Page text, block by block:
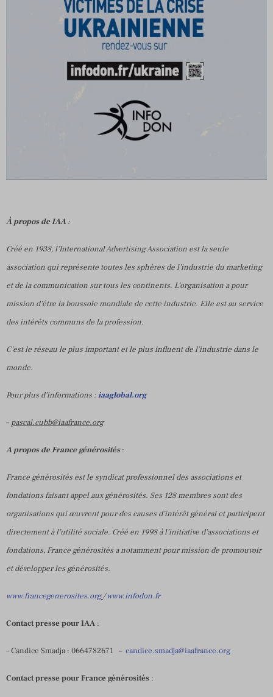
À propos de IAA :
Créé en 1938, l’International Advertising Association est la seule
association qui représente toutes les sphères de l’industrie du marketing
et de la communication sur tous les continents. L’organisation a pour
mission d’être la boussole mondiale de cette industrie. Elle est au service
des intérêts communs de la profession.
C’est le réseau le plus important et le plus influent de l’industrie dans le
monde.
Pour plus d’informations :iaaglobal.org
– pascal.cubb@iaafrance.org
A propos de France générosités:
France générosités est le syndicat professionnel des associations et
fondations faisant appel aux générosités. Ses 128 membres sont des
organisations qui œuvrent pour des causes d’intérêt général et participent
directement à l’utilité sociale. Créé en 1998 à l’initiative d’associations et
fondations, France générosités a notamment pour mission de promouvoir
et développer les générosités.
www.francegenerosites.org/www.infodon.fr
Contact presse pour IAA :
– Candice Smadja : 0664782671 – candice.smadja@iaafrance.org
Contact presse pour France générosités :